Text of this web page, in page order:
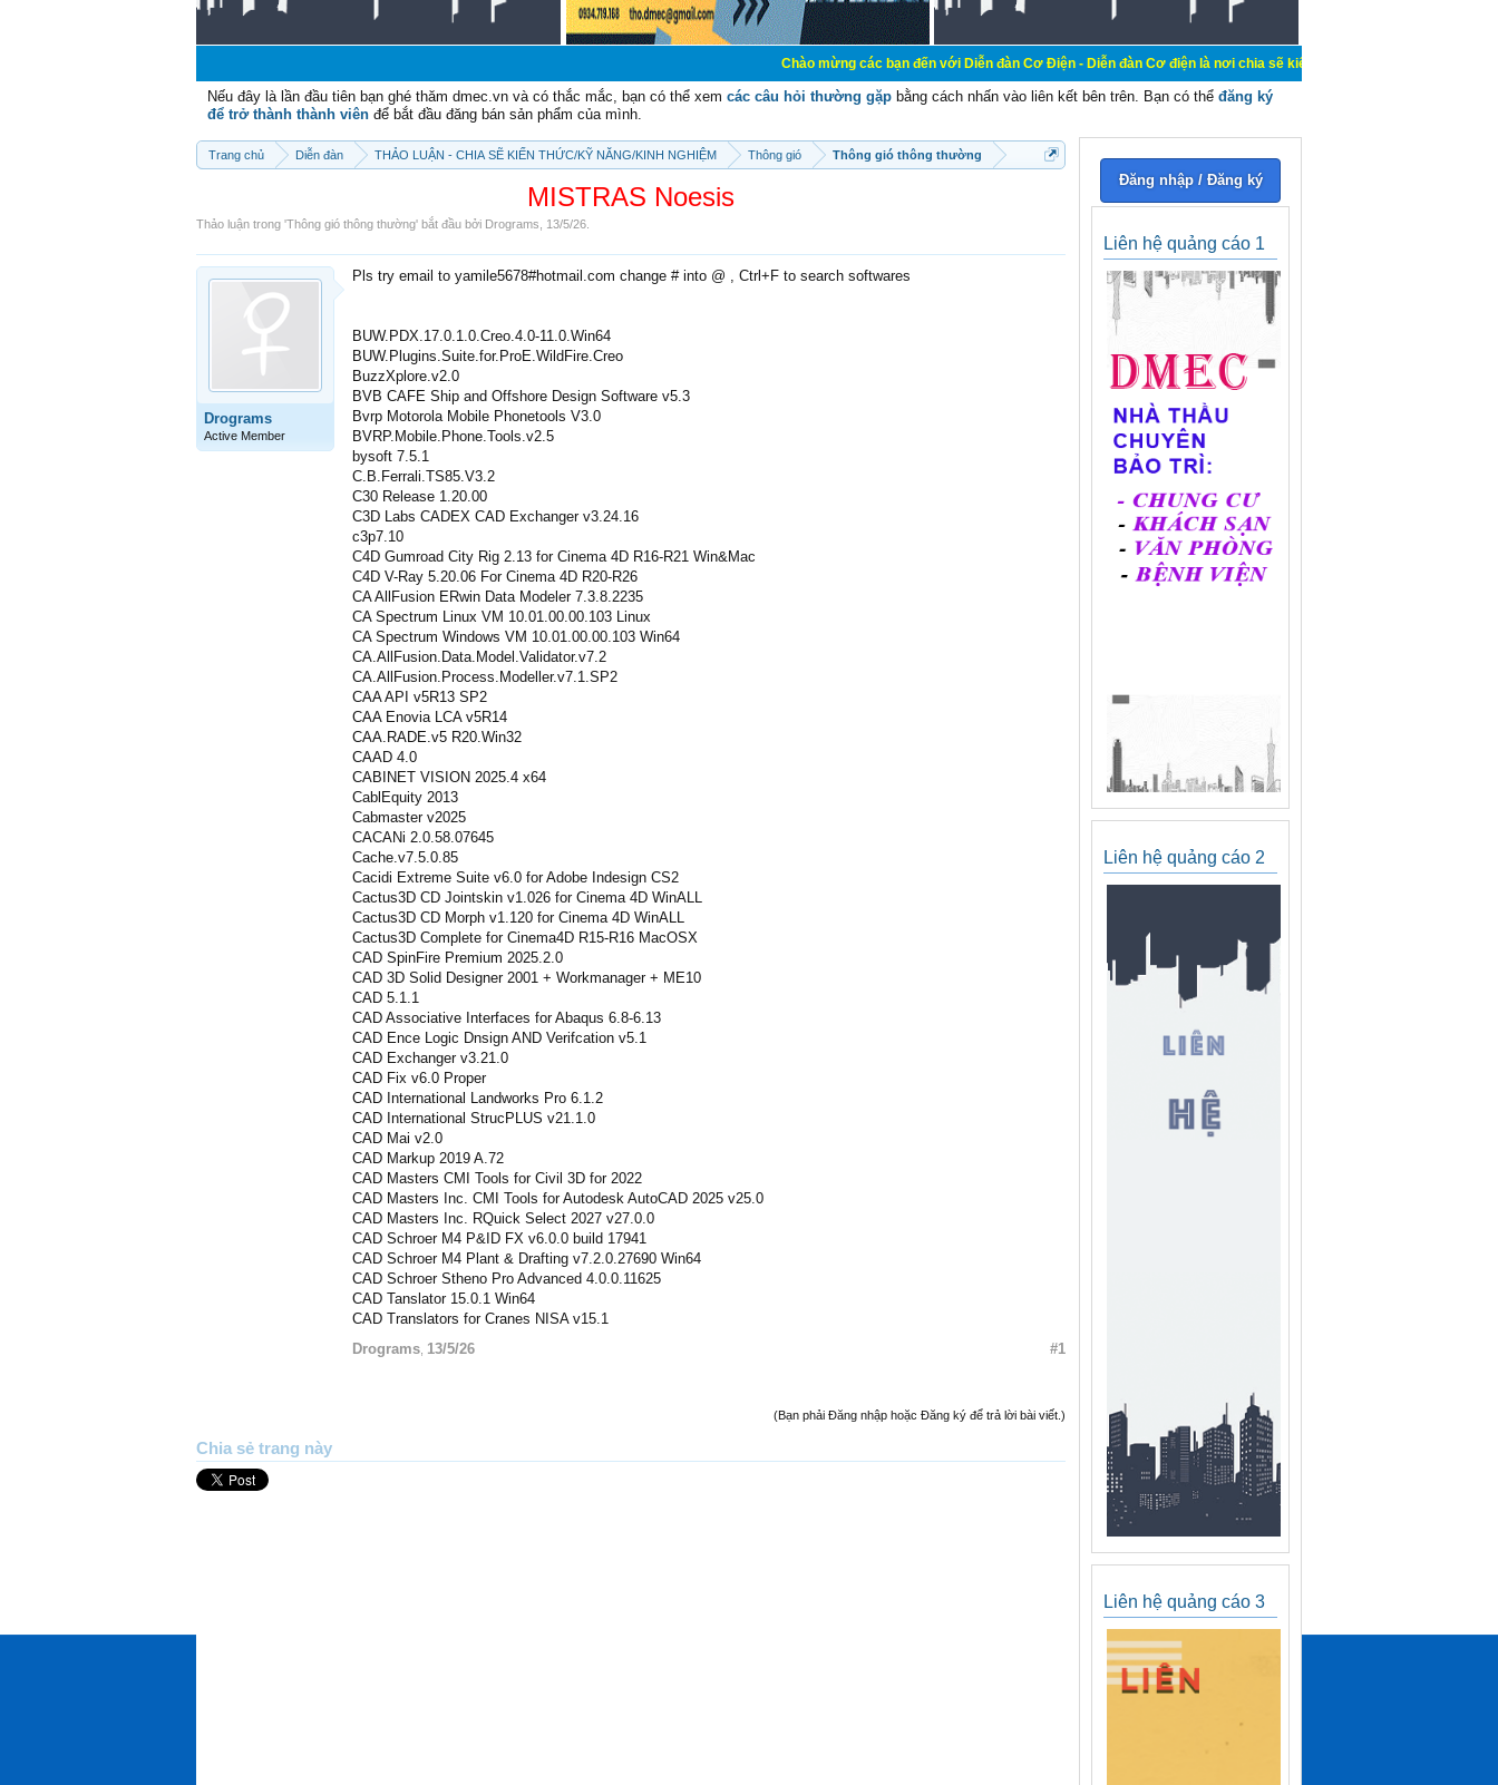
Chào mừng các bạn đến với Diễn đàn Cơ Điện - Diễn đàn Cơ điện là nơi chia sẽ kiến thức kinh nghiệm trong lãnh vực
Nếu đây là lần đầu tiên bạn ghé thăm dmec.vn và có thắc mắc, bạn có thể xem các câu hỏi thường gặp bằng cách nhấn vào liên kết bên trên. Bạn có thể đăng ký
để trở thành thành viên để bắt đầu đăng bán sản phẩm của mình.
Trang chủ Diễn đàn THẢO LUẬN - CHIA SẼ KIẾN THỨC/KỸ NĂNG/KINH NGHIỆM Thông gió Thông gió thông thường
MISTRAS Noesis
Thảo luận trong 'Thông gió thông thường' bắt đầu bởi Drograms 13/5/26
Drograms
Active Member
Pls try email to yamile5678#hotmail.com change # into @ , Ctrl+F to search softwares
BUW.PDX.17.0.1.0.Creo.4.0-11.0.Win64
BUW.Plugins.Suite.for.ProE.WildFire.Creo
BuzzXplore.v2.0
BVB CAFE Ship and Offshore Design Software v5.3
Bvrp Motorola Mobile Phonetools V3.0
BVRP.Mobile.Phone.Tools.v2.5
bysoft 7.5.1
C.B.Ferrali.TS85.V3.2
C30 Release 1.20.00
C3D Labs CADEX CAD Exchanger v3.24.16
c3p7.10
C4D Gumroad City Rig 2.13 for Cinema 4D R16-R21 Win&Mac
C4D V-Ray 5.20.06 For Cinema 4D R20-R26
CA AllFusion ERwin Data Modeler 7.3.8.2235
CA Spectrum Linux VM 10.01.00.00.103 Linux
CA Spectrum Windows VM 10.01.00.00.103 Win64
CA.AllFusion.Data.Model.Validator.v7.2
CA.AllFusion.Process.Modeller.v7.1.SP2
CAA API v5R13 SP2
CAA Enovia LCA v5R14
CAA.RADE.v5 R20.Win32
CAAD 4.0
CABINET VISION 2025.4 x64
CablEquity 2013
Cabmaster v2025
CACANi 2.0.58.07645
Cache.v7.5.0.85
Cacidi Extreme Suite v6.0 for Adobe Indesign CS2
Cactus3D CD Jointskin v1.026 for Cinema 4D WinALL
Cactus3D CD Morph v1.120 for Cinema 4D WinALL
Cactus3D Complete for Cinema4D R15-R16 MacOSX
CAD SpinFire Premium 2025.2.0
CAD 3D Solid Designer 2001 + Workmanager + ME10
CAD 5.1.1
CAD Assoсiative Interfaces for Abaqus 6.8-6.13
CAD Ence Logic Dnsign AND Verifcation v5.1
CAD Exchanger v3.21.0
CAD Fix v6.0 Proper
CAD International Landworks Pro 6.1.2
CAD International StrucPLUS v21.1.0
CAD Mai v2.0
CAD Markup 2019 A.72
CAD Masters CMI Tools for Civil 3D for 2022
CAD Masters Inc. CMI Tools for Autodesk AutoCAD 2025 v25.0
CAD Masters Inc. RQuick Select 2027 v27.0.0
CAD Schroer M4 P&ID FX v6.0.0 build 17941
CAD Schroer M4 Plant & Drafting v7.2.0.27690 Win64
CAD Schroer Stheno Pro Advanced 4.0.0.11625
CAD Tanslator 15.0.1 Win64
CAD Translators for Cranes NISA v15.1
Drograms 13/5/26 #1
(Bạn phải Đăng nhập hoặc Đăng ký để trả lời bài viết.)
Chia sẻ trang này
Đăng nhập / Đăng ký
Liên hệ quảng cáo 1
Liên hệ quảng cáo 2
Liên hệ quảng cáo 3